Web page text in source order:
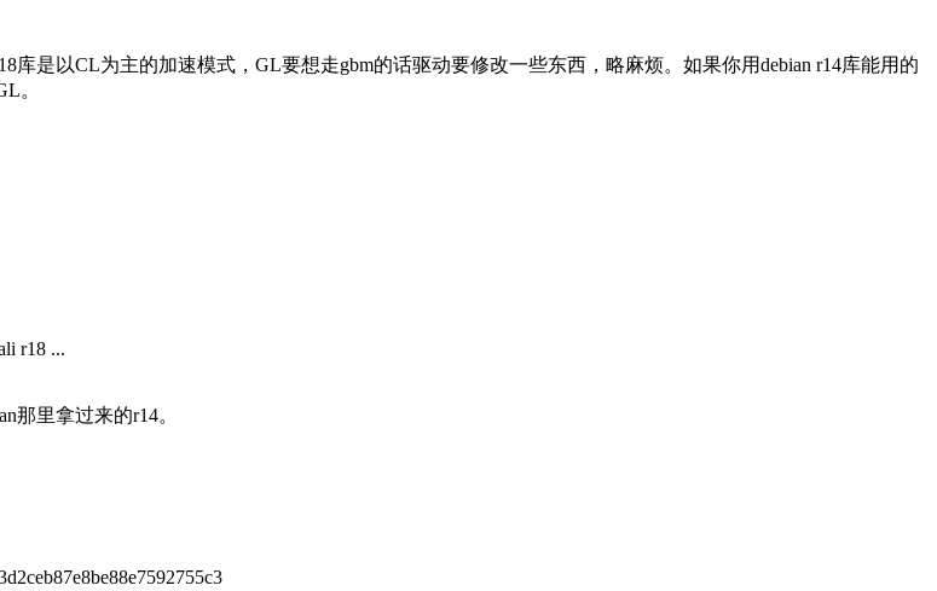
是以CL为主的加速模式，GL要想走gbm的话驱动要修改一些东西，略麻烦。如果你用debian r14库能用的
。
r18 ...
那里拿过来的r14。